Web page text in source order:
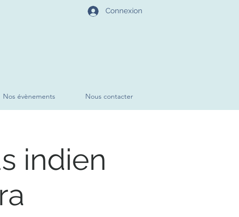
Connexion
Nos évènements Nous contacter
indien